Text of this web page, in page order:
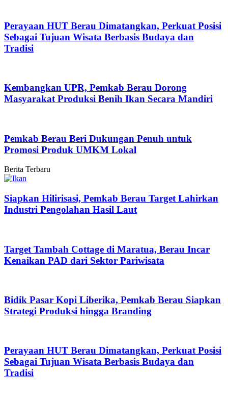
Perayaan HUT Berau Dimatangkan, Perkuat Posisi
Sebagai Tujuan Wisata Berbasis Budaya dan
Tradisi
Kembangkan UPR, Pemkab Berau Dorong
Masyarakat Produksi Benih Ikan Secara Mandiri
Pemkab Berau Beri Dukungan Penuh untuk
Promosi Produk UMKM Lokal
Berita Terbaru
Siapkan Hilirisasi, Pemkab Berau Target Lahirkan
Industri Pengolahan Hasil Laut
Target Tambah Cottage di Maratua, Berau Incar
Kenaikan PAD dari Sektor Pariwisata
Bidik Pasar Kopi Liberika, Pemkab Berau Siapkan
Strategi Produksi hingga Branding
Perayaan HUT Berau Dimatangkan, Perkuat Posisi
Sebagai Tujuan Wisata Berbasis Budaya dan
Tradisi